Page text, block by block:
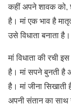
कहीं अपने शावक को,
है। मां एक भाव है
उसे विधाता बनाता है।
मां विधाता की रची
है। मां सपने बुनती है
है। मां जीना
अपनी संतान का साथ